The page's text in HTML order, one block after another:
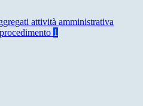
attività amministrativa
1